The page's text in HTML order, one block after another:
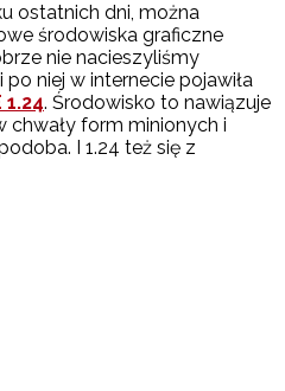
ostatnich dni, można
środowiska graficzne
nie nacieszyliśmy
po niej w internecie pojawiła
1.24. Środowisko to nawiązuje
form minionych i
I 1.24 też się z